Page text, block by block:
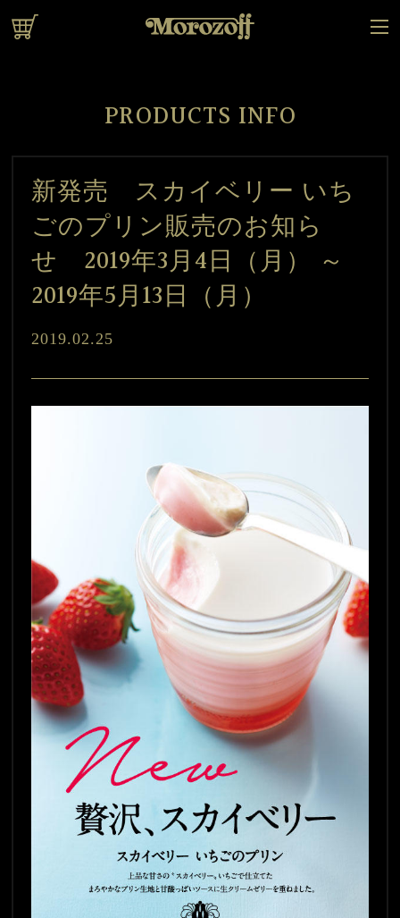
PRODUCTS INFO
新発売 スカイベリー いち
ごのプリン販売のお知ら
せ 2019年3月4日（月） ～
2019年5月13日（月）
2019.02.25